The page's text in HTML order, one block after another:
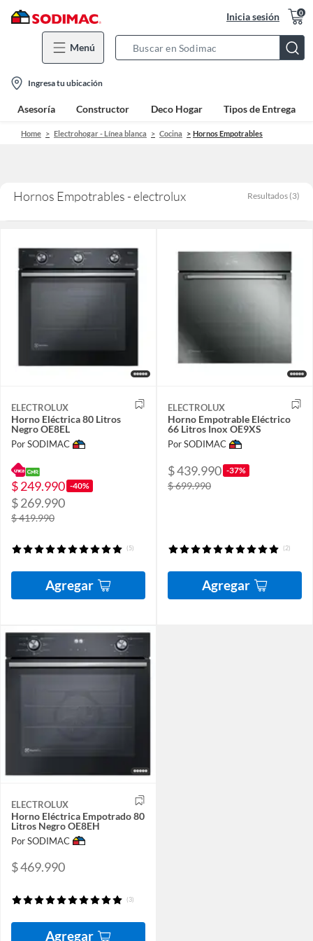
Inicia sesión 0
Menú
Bar
location-
icon
Ingresa tu ubicación
Asesoría Constructor Deco Hogar Tipos de Entrega
Home Electrohogar - Línea blanca Cocina Hornos Empotrables
Hornos Empotrables - electrolux Resultados (3)
ELECTROLUX
Horno Eléctrica 80 Litros
Negro OE8EL
Por SODIMAC
$ 249.990 -40%
$ 269.990
$ 419.990
(5)
Agregar
ELECTROLUX
Horno Empotrable Eléctrico
66 Litros Inox OE9XS
Por SODIMAC
$ 439.990 -37%
$ 699.990
(2)
Agregar
ELECTROLUX
Horno Eléctrica Empotrado 80
Litros Negro OE8EH
Por SODIMAC
$ 469.990
(3)
Agregar